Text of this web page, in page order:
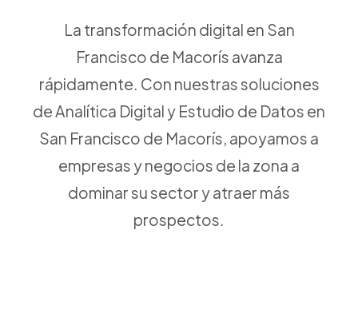
La transformación digital en San
Francisco de Macorís avanza
rápidamente. Con nuestras soluciones
de Analítica Digital y Estudio de Datos en
San Francisco de Macorís, apoyamos a
empresas y negocios de la zona a
dominar su sector y atraer más
prospectos.